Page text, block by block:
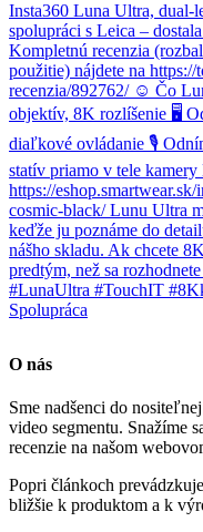
O nás
Sme nadšenci do
video segmentu. Snažíme
recenzie na našom
Popri článkoch
bližšie k produktom a k